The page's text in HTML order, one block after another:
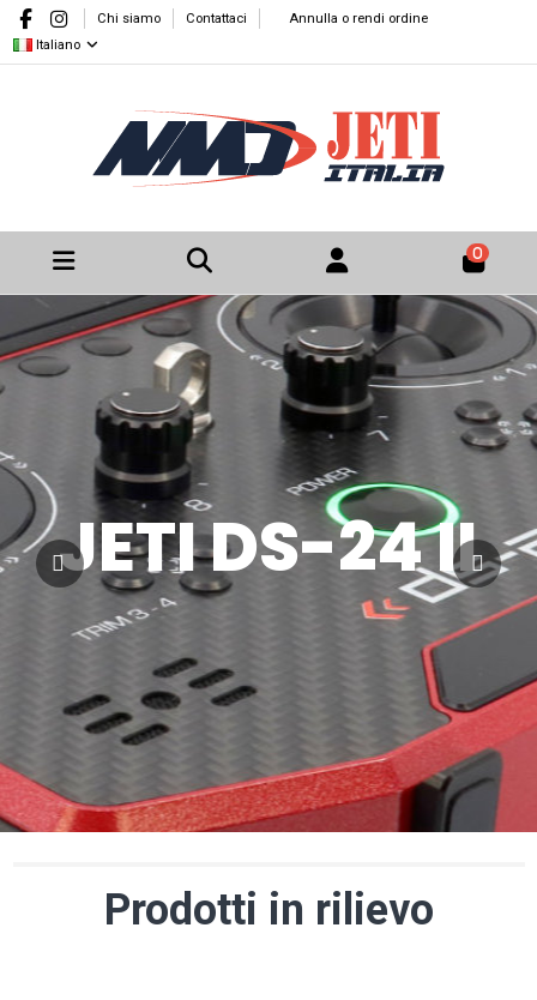
Chi siamo Contattaci
Annulla o rendi ordine
Italiano
0
JETI DS-24 II
Prodotti in rilievo